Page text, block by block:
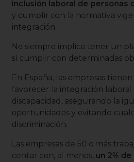
inclusión laboral de personas
y cumplir con la normativa
integración.
No siempre implica tener un
sí cumplir con determinadas
En España, las empresas
favorecer la integración laboral
discapacidad, asegurando la
oportunidades y evitando
discriminación.
Las empresas de 50 o más
contar con, al menos, un 2%